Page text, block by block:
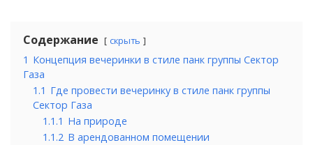
Содержание скрыть
1 Концепция вечеринки в стиле панк группы Сектор
Газа
1.1 Где провести вечеринку в стиле панк группы
Сектор Газа
1.1.1 На природе
1.1.2 В арендованном помещении